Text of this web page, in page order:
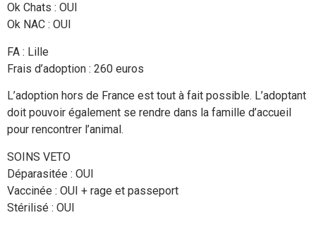
Ok Chats : OUI
Ok NAC : OUI
FA : Lille
Frais d’adoption : 260 euros
L’adoption hors de France est tout à fait possible. L’adoptant
doit pouvoir également se rendre dans la famille d’accueil
pour rencontrer l’animal.
SOINS VETO
Déparasitée : OUI
Vaccinée : OUI + rage et passeport
Stérilisé : OUI